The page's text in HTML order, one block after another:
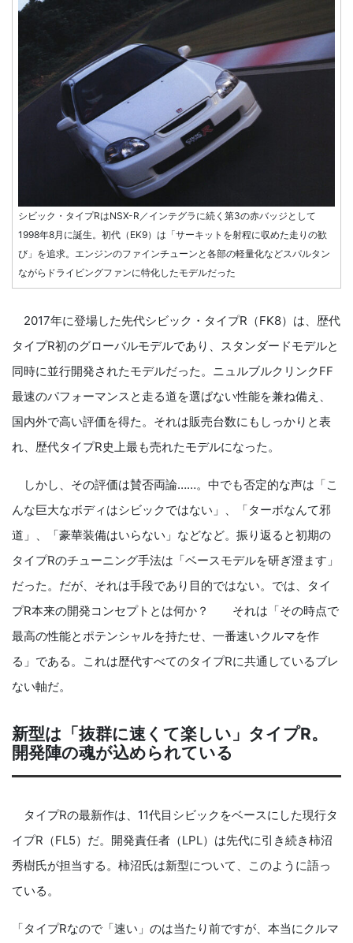
シビック・タイプRはNSX-R／インテグラに続く第3の赤バッジとして
1998年8月に誕生。初代（EK9）は「サーキットを射程に収めた走りの歓
び」を追求。エンジンのファインチューンと各部の軽量化などスパルタン
ながらドライビングファンに特化したモデルだった
2017年に登場した先代シビック・タイプR（FK8）は、歴代
タイプR初のグローバルモデルであり、スタンダードモデルと
同時に並行開発されたモデルだった。ニュルブルクリンクFF
最速のパフォーマンスと走る道を選ばない性能を兼ね備え、
国内外で高い評価を得た。それは販売台数にもしっかりと表
れ、歴代タイプR史上最も売れたモデルになった。
しかし、その評価は賛否両論……。中でも否定的な声は「こ
んな巨大なボディはシビックではない」、「ターボなんて邪
道」、「豪華装備はいらない」などなど。振り返ると初期の
タイプRのチューニング手法は「ベースモデルを研ぎ澄ます」
だった。だが、それは手段であり目的ではない。では、タイ
プR本来の開発コンセプトとは何か？ それは「その時点で
最高の性能とポテンシャルを持たせ、一番速いクルマを作
る」である。これは歴代すべてのタイプRに共通しているブレ
ない軸だ。
新型は「抜群に速くて楽しい」タイプR。
開発陣の魂が込められている
タイプRの最新作は、11代目シビックをベースにした現行タ
イプR（FL5）だ。開発責任者（LPL）は先代に引き続き柿沼
秀樹氏が担当する。柿沼氏は新型について、このように語っ
ている。
「タイプRなので「速い」のは当たり前ですが、本当にクルマ